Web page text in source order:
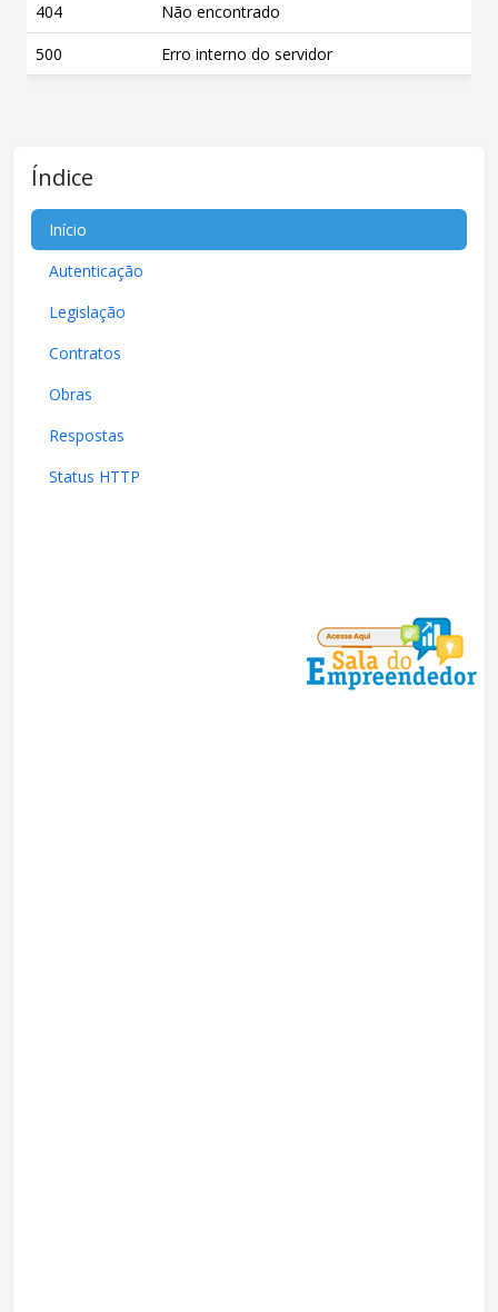
404
Não encontrado
500
Erro interno do servidor
Índice
Início
Autenticação
Legislação
Contratos
Obras
Respostas
Status HTTP